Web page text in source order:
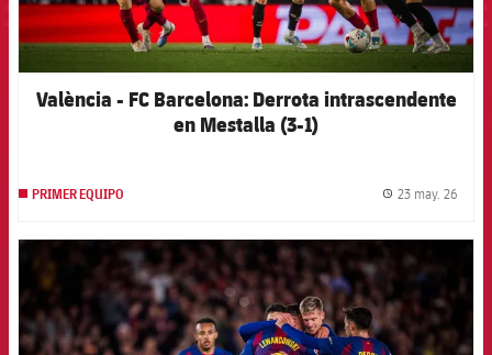
València - FC Barcelona: Derrota intrascendente
en Mestalla (3-1)
PRIMER EQUIPO 23 may. 26
FCB Barcelona badge